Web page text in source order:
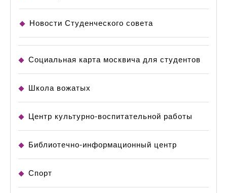
Новости Студенческого совета
Социальная карта москвича для студентов
Школа вожатых
Центр культурно-воспитательной работы
Библиотечно-информационный центр
Спорт